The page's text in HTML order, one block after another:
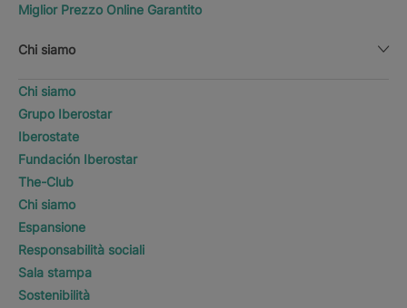
Miglior Prezzo Online Garantito
Chi siamo
Chi siamo
Grupo Iberostar
Iberostate
Fundación Iberostar
The-Club
Chi siamo
Espansione
Responsabilità sociali
Sala stampa
Sostenibilità